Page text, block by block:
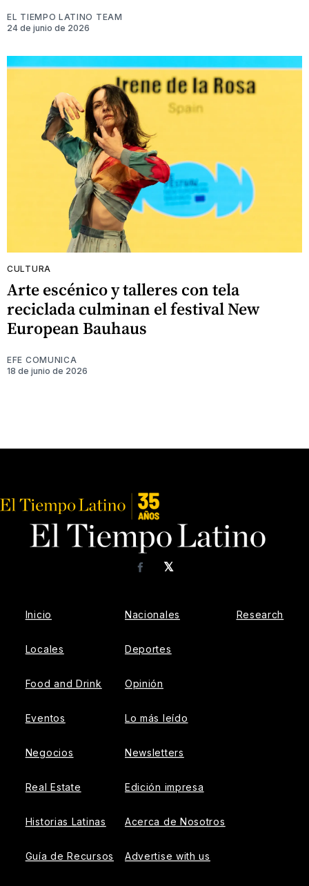
EL TIEMPO LATINO TEAM
24 de junio de 2026
CULTURA
Arte escénico y talleres con tela
reciclada culminan el festival New
European Bauhaus
EFE COMUNICA
18 de junio de 2026
𝕏
Facebook
Inicio
Locales
Food and Drink
Eventos
Negocios
Real Estate
Historias Latinas
Guía de Recursos
Nacionales
Deportes
Opinión
Lo más leído
Newsletters
Edición impresa
Acerca de Nosotros
Advertise with us
Research